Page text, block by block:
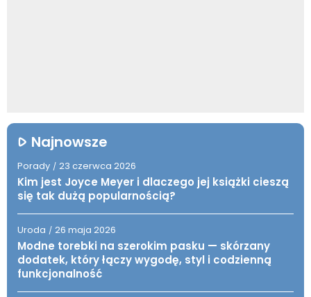
Najnowsze
Porady / 23 czerwca 2026
Kim jest Joyce Meyer i dlaczego jej książki cieszą
się tak dużą popularnością?
Uroda / 26 maja 2026
Modne torebki na szerokim pasku — skórzany
dodatek, który łączy wygodę, styl i codzienną
funkcjonalność